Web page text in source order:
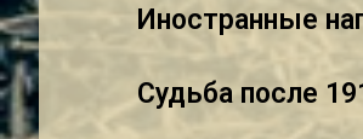
Иностранные
Судьба после